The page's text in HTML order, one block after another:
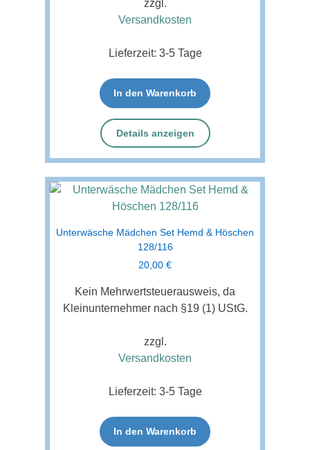
zzgl.
Versandkosten
Lieferzeit: 3-5 Tage
In den Warenkorb
Details anzeigen
Unterwäsche Mädchen Set Hemd & Höschen
128/116
20,00 €
Kein Mehrwertsteuerausweis, da
Kleinunternehmer nach §19 (1) UStG.
zzgl.
Versandkosten
Lieferzeit: 3-5 Tage
In den Warenkorb